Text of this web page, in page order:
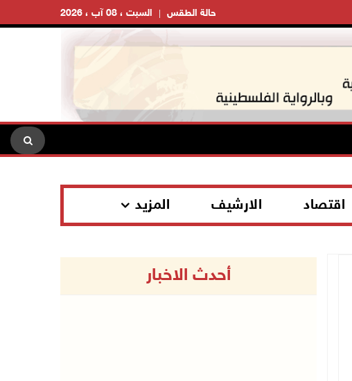
السبت ، 08 آب ، 2026 حالة الطقس
اقتصاد الارشيف المزيد
أحدث الاخبار